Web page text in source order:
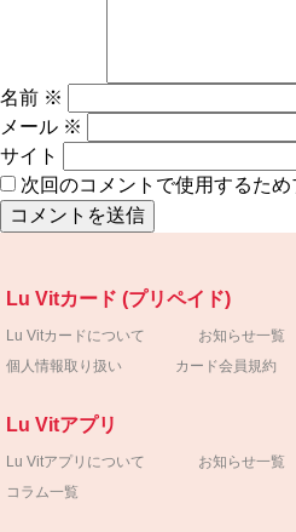
名前 ※
メール ※
サイト
次回のコメントで使用するた
Lu Vitカード (プリペイド)
Lu Vitカードについて お知らせ一覧
個人情報取り扱い
カード会員規約
Lu Vitアプリ
Lu Vitアプリについて お知らせ一覧
コラム一覧